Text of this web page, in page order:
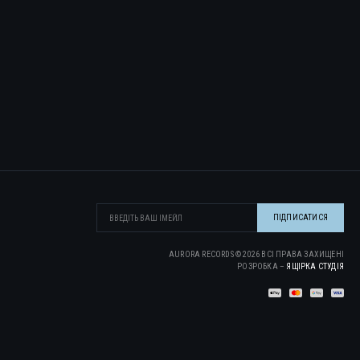
AURORA RECORDS ©2026 ВСІ ПРАВА ЗАХИЩЕНІ
РОЗРОБКА – ЯЩІРКА CТУДІЯ